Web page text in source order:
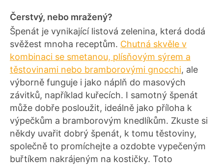
Čerstvý, nebo mražený?
Špenát je vynikající listová zelenina, která dodá
svěžest mnoha receptům. Chutná skvěle v
kombinaci se smetanou, plísňovým sýrem a
těstovinami nebo bramborovými gnocchi, ale
výborně funguje i jako náplň do masových
závitků, například kuřecích. I samotný špenát
může dobře posloužit, ideálně jako příloha k
výpečkům a bramborovým knedlíkům. Zkuste si
někdy uvařit dobrý špenát, k tomu těstoviny,
společně to promíchejte a ozdobte vypečeným
buřtíkem nakrájeným na kostičky. Toto